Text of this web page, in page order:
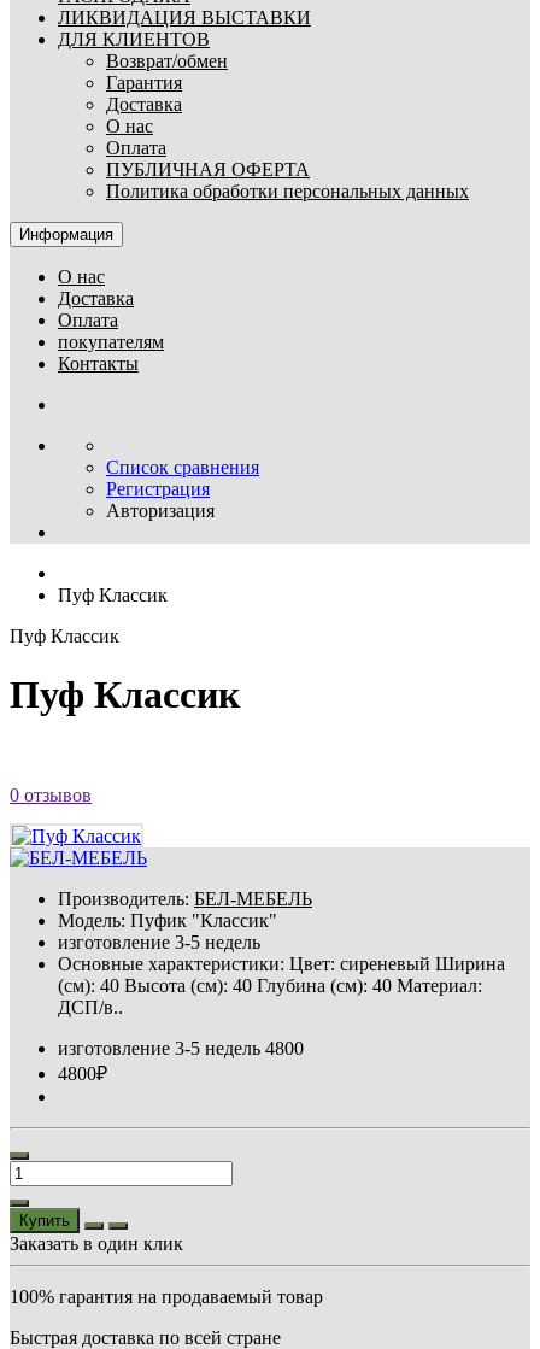
ЛИКВИДАЦИЯ ВЫСТАВКИ
ДЛЯ КЛИЕНТОВ
Возврат/обмен
Гарантия
Доставка
О нас
Оплата
ПУБЛИЧНАЯ ОФЕРТА
Политика обработки персональных данных
Информация
О нас
Доставка
Оплата
покупателям
Контакты
Список сравнения
Регистрация
Авторизация
Пуф Классик
Пуф Классик
Пуф Классик
0 отзывов
Производитель: БЕЛ-МЕБЕЛЬ
Модель: Пуфик "Классик"
изготовление 3-5 недель
Основные характеристики: Цвет: сиреневый Ширина
(см): 40 Высота (см): 40 Глубина (см): 40 Материал:
ДСП/в..
изготовление 3-5 недель 4800
4800₽
Купить
Заказать в один клик
100% гарантия на продаваемый товар
Быстрая доставка по всей стране